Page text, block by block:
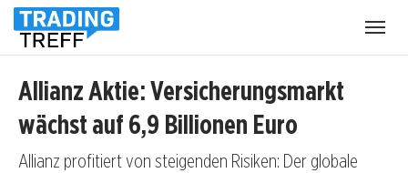
Allianz Aktie: Versicherungsmarkt
wächst auf 6,9 Billionen Euro
Allianz profitiert von steigenden Risiken: Der globale